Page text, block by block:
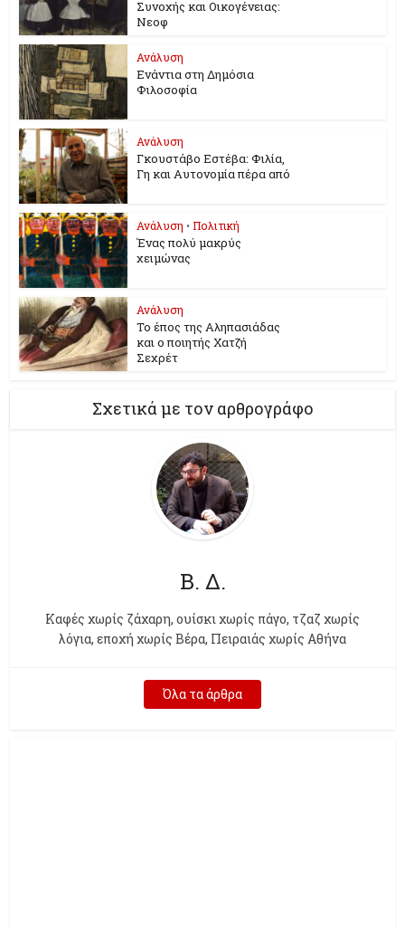
Συνοχής και Οικογένειας:
Νεοφ
Ανάλυση
Ενάντια στη Δημόσια
Φιλοσοφία
Ανάλυση
Γκουστάβο Εστέβα: Φιλία,
Γη και Αυτονομία πέρα από
Ανάλυση • Πολιτική
Ένας πολύ μακρύς
χειμώνας
Ανάλυση
Το έπος της Αληπασιάδας
και ο ποιητής Χατζή
Σεχρέτ
Σχετικά με τον αρθρογράφο
Β. Δ.
Kαφές χωρίς ζάχαρη, ουίσκι χωρίς πάγο, τζαζ χωρίς
λόγια, εποχή χωρίς Βέρα, Πειραιάς χωρίς Αθήνα
Όλα τα άρθρα